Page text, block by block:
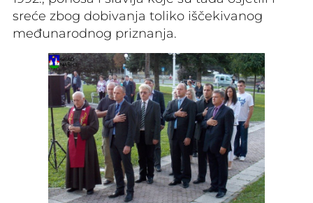
sreće zbog dobivanja toliko iščekivanog
međunarodnog priznanja.